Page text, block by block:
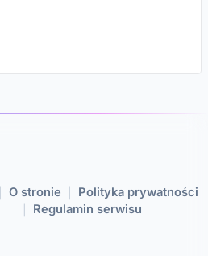
O stronie Polityka prywatności
Regulamin serwisu